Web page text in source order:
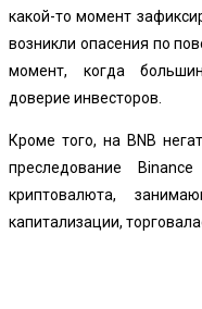
какой-то момент
возникли опасения по
момент, когда
доверие инвесторов.
Кроме того, на BNB
преследование
криптовалюта,
капитализации,